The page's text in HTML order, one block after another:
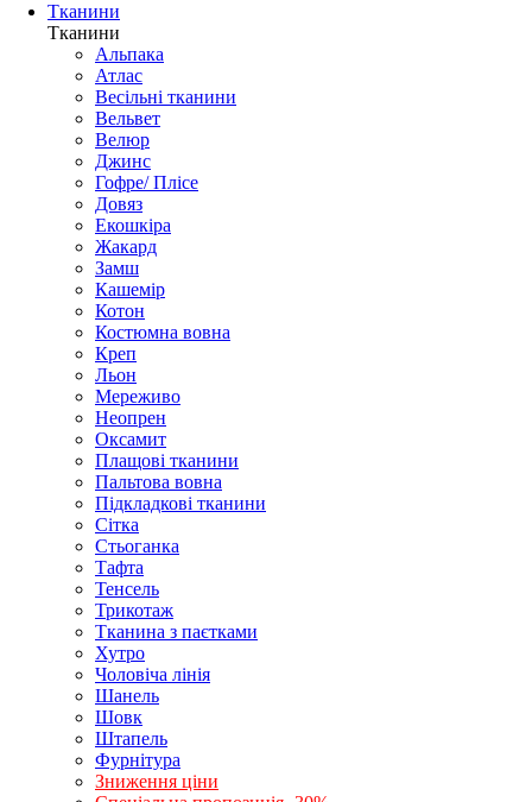
Тканини
Тканини
Альпака
Атлас
Весільні тканини
Вельвет
Велюр
Джинс
Гофре/ Плісе
Довяз
Екошкіра
Жакард
Замш
Кашемір
Котон
Костюмна вовна
Креп
Льон
Мереживо
Неопрен
Оксамит
Плащові тканини
Пальтова вовна
Підкладкові тканини
Сітка
Стьоганка
Тафта
Тенсель
Трикотаж
Тканина з паєтками
Хутро
Чоловіча лінія
Шанель
Шовк
Штапель
Фурнітура
Зниження ціни